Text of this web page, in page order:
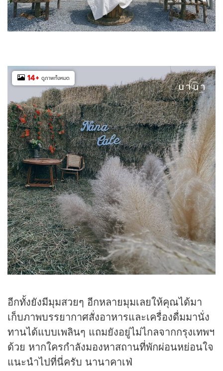
14+ ดูภาพทั้งหมด
อีกทั้งยังมีมุมสวยๆ อีกหลายมุมเลยให้คุณได้มา
เก็บภาพบรรยากาศสั่งอาหารและเครื่องดื่มมานั่ง
ทานได้แบบเพลินๆ แถมยังอยู่ไม่ไกลจากกรุงเทพฯ
ด้วย หากใครกำลังมองหาสถานที่พักผ่อนหย่อนใจ
แนะนำไปที่นี่ครับ นานาคาเฟ่